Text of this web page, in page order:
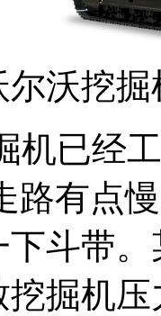
沃挖
机已经
路有点
斗带
挖掘机